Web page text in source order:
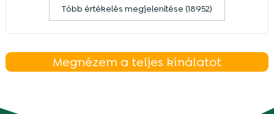
Több értékelés megjelenítése (18952)
Megnézem a teljes kínálatot